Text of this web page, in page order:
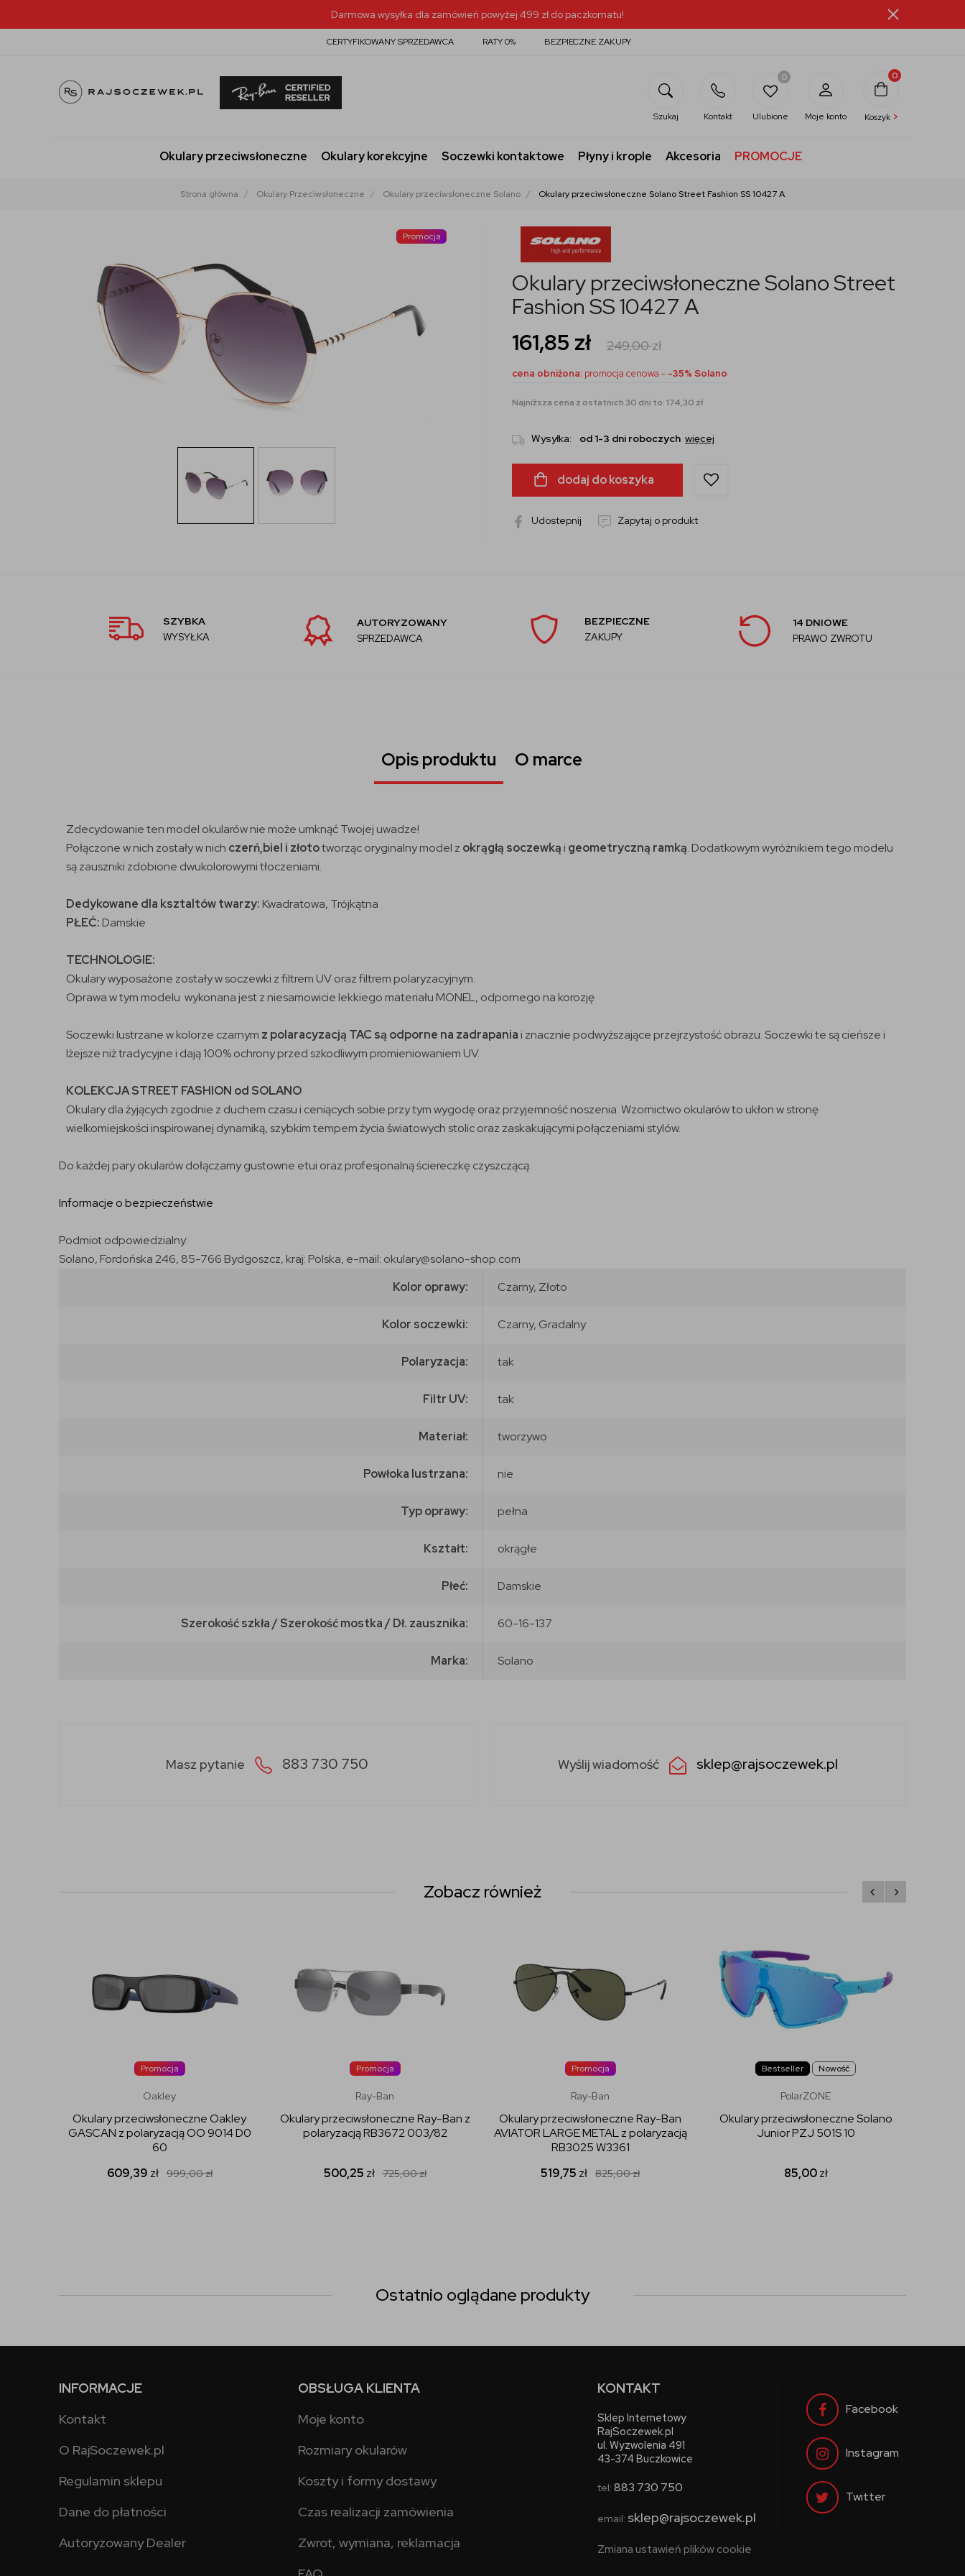
Darmowa wysyłka dla zamówień powyżej 499 zł do paczkomatu!
CERTYFIKOWANY SPRZEDAWCA RATY 0% BEZPIECZNE ZAKUPY
Szukaj Kontakt
0
Ulubione Moje konto
0
Koszyk >
Okulary przeciwsłoneczne Okulary korekcyjne Soczewki kontaktowe Płyny i krople Akcesoria PROMOCJE
Strona główna Okulary Przeciwsłoneczne Okulary przeciwsłoneczne Solano Okulary przeciwsłoneczne Solano Street Fashion SS 10427 A
Promocja
Okulary przeciwsłoneczne Solano Street
Fashion SS 10427 A
161,85 zł 249,00zł
cena obniżona: promocja cenowa - -35% Solano
Najniższa cena z ostatnich 30 dni to: 174,30 zł
Wysyłka: od 1-3 dni roboczych więcej
dodaj do koszyka
Udostepnij Zapytaj o produkt
SZYBKA
WYSYŁKA
AUTORYZOWANY
SPRZEDAWCA
BEZPIECZNE
ZAKUPY
14 DNIOWE
PRAWO ZWROTU
Opis produktu O marce
Zdecydowanie ten model okularów nie może umknąć Twojej uwadze!
Połączone w nich zostały w nich czerń,biel i złototworząc oryginalny model z okrągłą soczewką i geometryczną ramką. Dodatkowym wyróżnikiem tego modelu
są zauszniki zdobione dwukolorowymi tłoczeniami.
Dedykowane dla ksztaltów twarzy: Kwadratowa, Trójkątna
PŁEĆ: Damskie
TECHNOLOGIE:
Okulary wyposażone zostały w soczewki z filtrem UV oraz filtrem polaryzacyjnym.
Oprawa w tym modelu wykonana jest z niesamowicie lekkiego materiału MONEL, odpornego na korozję
Soczewki lustrzane w kolorze czarnym z polaracyzacją TAC są odporne na zadrapania i znacznie podwyższające przejrzystość obrazu. Soczewki te są cieńsze i
lżejsze niż tradycyjne i dają 100% ochrony przed szkodliwym promieniowaniem UV.
KOLEKCJA STREET FASHION od SOLANO
Okulary dla żyjących zgodnie z duchem czasu i ceniących sobie przy tym wygodę oraz przyjemność noszenia. Wzornictwo okularów to ukłon w stronę
wielkomiejskości inspirowanej dynamiką, szybkim tempem życia światowych stolic oraz zaskakującymi połączeniami stylów.
Do każdej pary okularów dołączamy gustowne etui oraz profesjonalną ściereczkę czyszczącą.
Informacje o bezpieczeństwie
Podmiot odpowiedzialny:
Solano, Fordońska 246, 85-766 Bydgoszcz, kraj: Polska, e-mail: okulary@solano-shop.com
Kolor oprawy:
Czarny, Złoto
Kolor soczewki: Czarny, Gradalny
Polaryzacja: tak
Filtr UV: tak
Materiał: tworzywo
Powłoka lustrzana: nie
Typ oprawy: pełna
Kształt: okrągłe
Płeć: Damskie
Szerokość szkła / Szerokość mostka / Dł. zausznika: 60-16-137
Marka: Solano
Masz pytanie 883 730 750 Wyślij wiadomość sklep@rajsoczewek.pl
Zobacz również
Promocja
Oakley
Okulary przeciwsłoneczne Oakley
GASCAN z polaryzacją OO 9014 D0
60
609,39 zł 999,00zł
Promocja
Ray-Ban
Okulary przeciwsłoneczne Ray-Ban z
polaryzacją RB3672 003/82
500,25 zł 725,00zł
Promocja
Ray-Ban
Okulary przeciwsłoneczne Ray-Ban
AVIATOR LARGE METAL z polaryzacją
RB3025 W3361
519,75 zł 825,00zł
Bestseller Nowość
PolarZONE
Okulary przeciwsłoneczne Solano
Junior PZJ 501S 10
85,00zł
Ostatnio oglądane produkty
INFORMACJE
Kontakt
O RajSoczewek.pl
Regulamin sklepu
Dane do płatności
Autoryzowany Dealer
OBSŁUGA KLIENTA
Moje konto
Rozmiary okularów
Koszty i formy dostawy
Czas realizacji zamówienia
Zwrot, wymiana, reklamacja
KONTAKT
Sklep Internetowy
RajSoczewek.pl
ul. Wyzwolenia 491
43-374 Buczkowice
tel: 883 730 750
email: sklep@rajsoczewek.pl
Zmiana ustawień plików cookie
Facebook
Instagram
Twitter